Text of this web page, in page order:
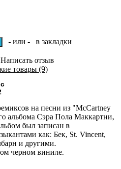
- или -
в закладки
Написать отзыв
товары (9)
на песни из "McCartney
альбома Сэра Пола Маккартни,
был записан в
как: Бек, St. Vincent,
и другими.
черном виниле.